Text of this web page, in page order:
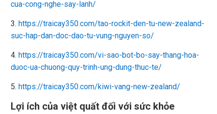
cua-cong-nghe-say-lanh/
3. https://traicay350.com/tao-rockit-den-tu-new-zealand-
suc-hap-dan-doc-dao-tu-vung-nguyen-so/
4. https://traicay350.com/vi-sao-bot-bo-say-thang-hoa-
duoc-ua-chuong-quy-trinh-ung-dung-thuc-te/
5. https://traicay350.com/kiwi-vang-new-zealand/
Lợi ích của việt quất đối với sức khỏe